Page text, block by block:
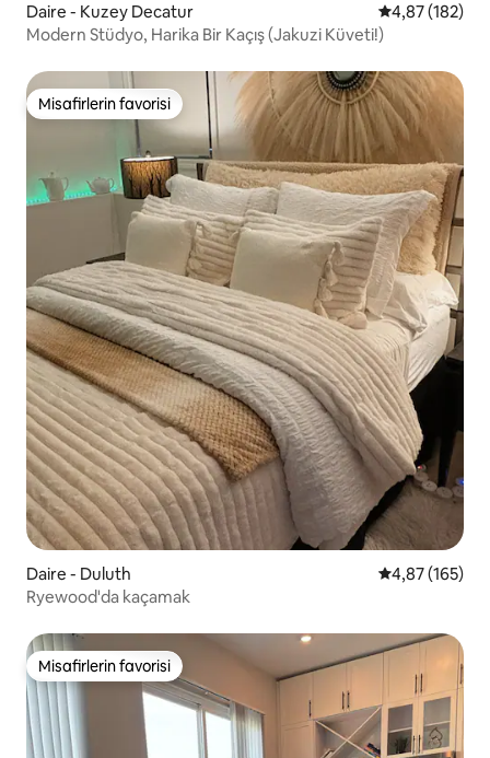
Daire - Kuzey Decatur 5 üzerinden
4,87 (182)
Modern Stüdyo, Harika Bir Kaçış (Jakuzi Küveti!)
Misafirlerin favorisi
Misafirlerin favorisi
Daire - Duluth 5 üzerinden
4,87 (165)
Ryewood'da kaçamak
Misafirlerin favorisi
Misafirlerin favorisi